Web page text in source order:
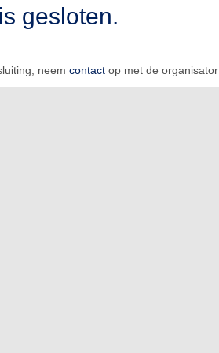
gesloten.
neem contact op met de organisator